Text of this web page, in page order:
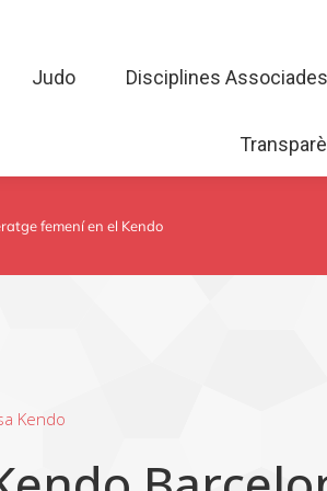
Judo Disciplines Associades
femení en el Kendo
Kendo